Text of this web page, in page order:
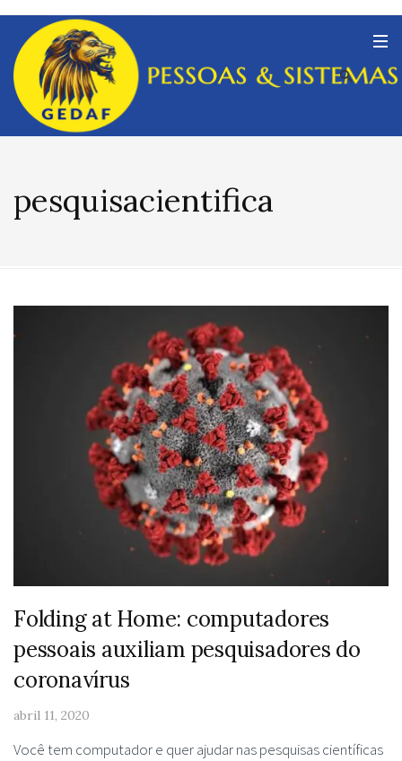
pesquisacientifica
Folding at Home: computadores
pessoais auxiliam pesquisadores do
coronavírus
abril 11, 2020
Você tem computador e quer ajudar nas pesquisas científicas